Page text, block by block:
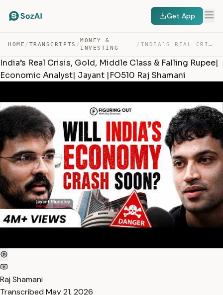
Get App
HOME / TRANSCRIPTS /
MONEY &
INVESTING
/ INDIA’S REAL CRISIS, GOLD, MIDDLE CLASS & FALLING RUPEE… — TRANSCRIPT
India’s Real Crisis, Gold, Middle Class & Falling Rupee|
Economic Analyst| Jayant |FO510 Raj Shamani
Raj Shamani
Transcribed May 21, 2026